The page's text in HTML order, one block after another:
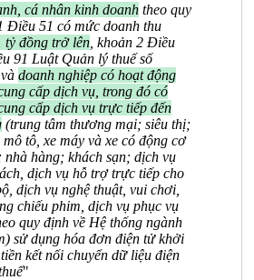
cá nhân kinh doanh theo quy
Điều 51 có mức doanh thu
tỷ đồng trở lên , khoản 2 Điều
91 Luật Quản lý thuế số
doanh nghiệp có hoạt động
cấp dịch vụ, trong đó có
cấp dịch vụ trực tiếp đến
(trung tâm thương mại; siêu thị;
tô, xe máy và xe có động cơ
nhà hàng; khách sạn; dịch vụ
dịch vụ hỗ trợ trực tiếp cho
dịch vụ nghệ thuật, vui chơi,
chiếu phim, dịch vụ phục vụ
quy định về Hệ thống ngành
sử dụng hóa đơn điện tử khởi
kết nối chuyển dữ liệu điện
"